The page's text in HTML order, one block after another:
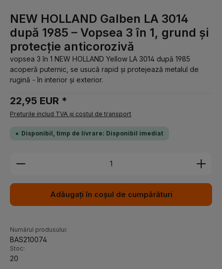
NEW HOLLAND Galben LA 3014
după 1985 – Vopsea 3 în 1, grund și
protecție anticorozivă
vopsea 3 în 1 NEW HOLLAND Yellow LA 3014 după 1985
acoperă puternic, se usucă rapid și protejează metalul de
rugină - în interior și exterior.
22,95 EUR *
Preturile includ TVA și costul de transport
Disponibil, timp de livrare: Disponibil imediat
Cantitate produs: Introduceți cantitatea dorită
Adăugați în coșul de cumpărături
Numărul produsului:
BAS210074
Stoc:
20